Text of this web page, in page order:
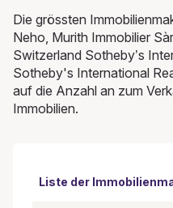
Die grössten
Neho, Murith Immobilier
Switzerland Sotheby’s
Sotheby's International
auf die Anzahl an zum
Immobilien.
Liste der